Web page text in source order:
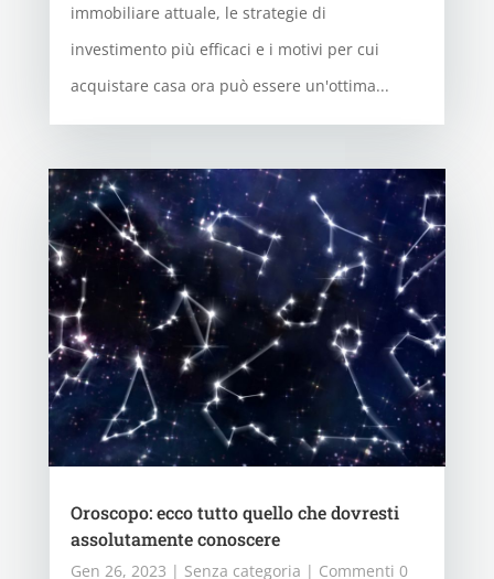
immobiliare attuale, le strategie di
investimento più efficaci e i motivi per cui
acquistare casa ora può essere un'ottima...
Oroscopo: ecco tutto quello che dovresti
assolutamente conoscere
Gen 26, 2023 | Senza categoria | Commenti 0